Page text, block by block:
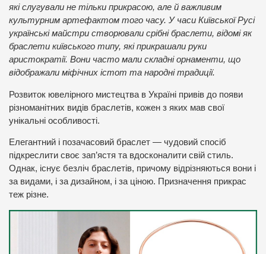
які слугували не тільки прикрасою, але й важливим
культурним артефактом того часу. У часи Київської Русі
українські майстри створювали срібні браслети, відомі як
браслети київського типу, які прикрашали руки
аристократії. Вони часто мали складні орнаменти, що
відображали міфічних істот та народні традиції.
Розвиток ювелірного мистецтва в Україні привів до появи
різноманітних видів браслетів, кожен з яких мав свої
унікальні особливості.
Елегантний і позачасовий браслет — чудовий спосіб
підкреслити своє зап’ястя та вдосконалити свій стиль.
Однак, існує безліч браслетів, причому відрізняються вони і
за видами, і за дизайном, і за ціною. Призначення прикрас
теж різне.